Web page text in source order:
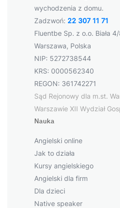
wychodzenia z domu.
Zadzwoń: 22 307 11 71
Fluentbe Sp. z o.o. Biała
Warszawa, Polska
NIP: 5272738544
KRS: 0000562340
REGON: 361742271
Sąd Rejonowy dla m.st.
Warszawie XII Wydział
Nauka
Angielski online
Jak to działa
Kursy angielskiego
Angielski dla firm
Dla dzieci
Native speaker